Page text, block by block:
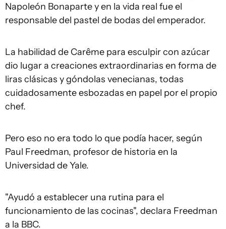
Napoleón Bonaparte y en la vida real fue el
responsable del pastel de bodas del emperador.
La habilidad de Carême para esculpir con azúcar
dio lugar a creaciones extraordinarias en forma de
liras clásicas y góndolas venecianas, todas
cuidadosamente esbozadas en papel por el propio
chef.
Pero eso no era todo lo que podía hacer, según
Paul Freedman, profesor de historia en la
Universidad de Yale.
"Ayudó a establecer una rutina para el
funcionamiento de las cocinas", declara Freedman
a la BBC.